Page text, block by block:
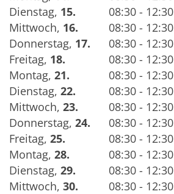
Dienstag, 15.
08:30 - 12:30
Mittwoch, 16.
08:30 - 12:30
Donnerstag, 17.
08:30 - 12:30
Freitag, 18.
08:30 - 12:30
Montag, 21.
08:30 - 12:30
Dienstag, 22.
08:30 - 12:30
Mittwoch, 23.
08:30 - 12:30
Donnerstag, 24.
08:30 - 12:30
Freitag, 25.
08:30 - 12:30
Montag, 28.
08:30 - 12:30
Dienstag, 29.
08:30 - 12:30
Mittwoch, 30.
08:30 - 12:30